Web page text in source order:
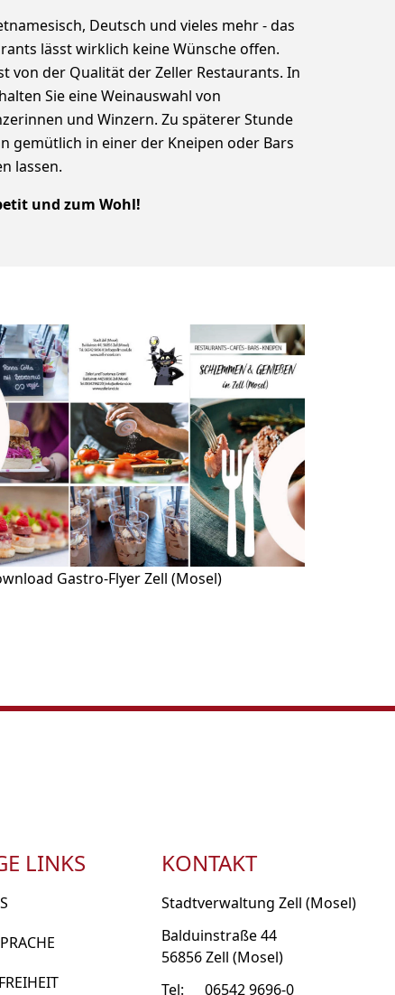
Deutsch und vieles mehr - das
lässt wirklich keine Wünsche offen.
von der Qualität der Zeller Restaurants. In
Sie eine Weinauswahl von
und Winzern. Zu späterer Stunde
gemütlich in einer der Kneipen oder Bars
lassen.
und zum Wohl!
Gastro-Flyer Zell (Mosel)
LINKS KONTAKT
Stadtverwaltung Zell (Mosel)
Balduinstraße 44
56856 Zell (Mosel)
Tel:
06542 9696-0